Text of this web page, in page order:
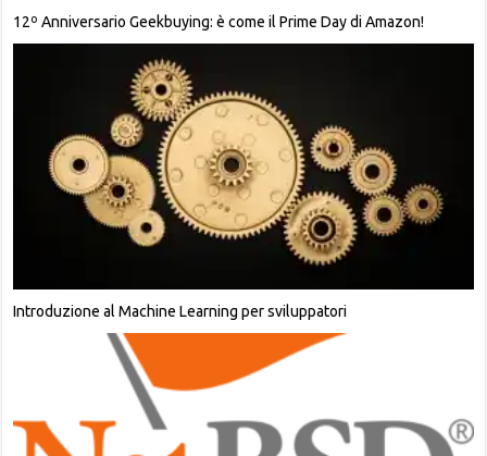
12º Anniversario Geekbuying: è come il Prime Day di Amazon!
Introduzione al Machine Learning per sviluppatori